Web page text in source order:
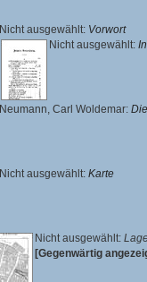
Nicht ausgewählt: Vorwort
Nicht ausgewählt:
Neumann, Carl Woldemar:
Nicht ausgewählt: Karte
Nicht ausgewählt:
[Gegenwärtig